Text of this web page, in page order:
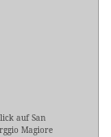
auf San
Magiore